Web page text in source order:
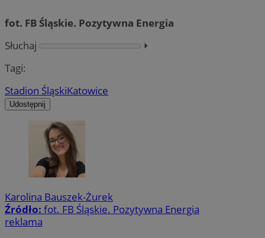
fot. FB Śląskie. Pozytywna Energia
Słuchaj
⏵︎
Tagi:
Stadion ŚląskiKatowice
Udostępnij
Karolina Bauszek-Żurek
Źródło: fot. FB Śląskie. Pozytywna Energia
reklama